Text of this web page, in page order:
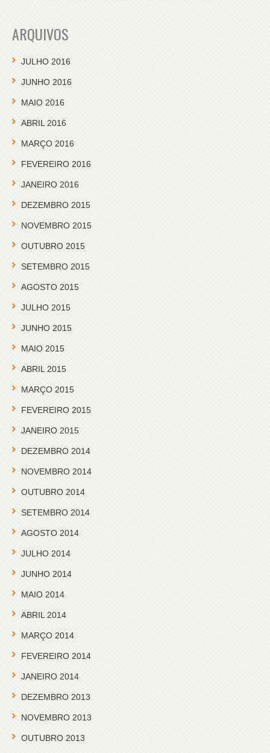
ARQUIVOS
JULHO 2016
JUNHO 2016
MAIO 2016
ABRIL 2016
MARÇO 2016
FEVEREIRO 2016
JANEIRO 2016
DEZEMBRO 2015
NOVEMBRO 2015
OUTUBRO 2015
SETEMBRO 2015
AGOSTO 2015
JULHO 2015
JUNHO 2015
MAIO 2015
ABRIL 2015
MARÇO 2015
FEVEREIRO 2015
JANEIRO 2015
DEZEMBRO 2014
NOVEMBRO 2014
OUTUBRO 2014
SETEMBRO 2014
AGOSTO 2014
JULHO 2014
JUNHO 2014
MAIO 2014
ABRIL 2014
MARÇO 2014
FEVEREIRO 2014
JANEIRO 2014
DEZEMBRO 2013
NOVEMBRO 2013
OUTUBRO 2013